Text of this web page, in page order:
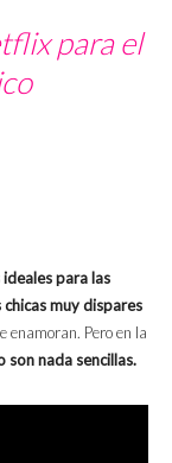
para el
para las
chicas muy dispares
enamoran. Pero en la
son nada sencillas.